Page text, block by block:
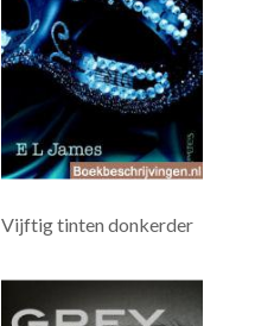
Vijftig tinten donkerder